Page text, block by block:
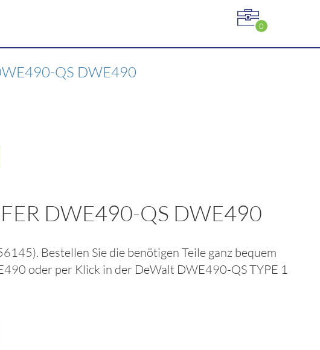
0
QS DWE490
DWE490-QS DWE490
. Bestellen Sie die benötigen Teile ganz bequem
oder per Klick in der DeWalt DWE490-QS TYPE 1